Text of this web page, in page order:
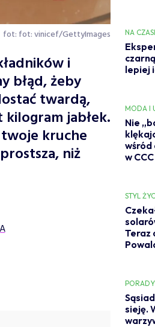
fot: fot: vinicef/GettyImages
i
błąd, żeby
twardą,
jabłek.
twoje kruche
niż
NA
lepiej
MODA I
Nie
w CCC
STYL
Teraz
PORADY
sieję.